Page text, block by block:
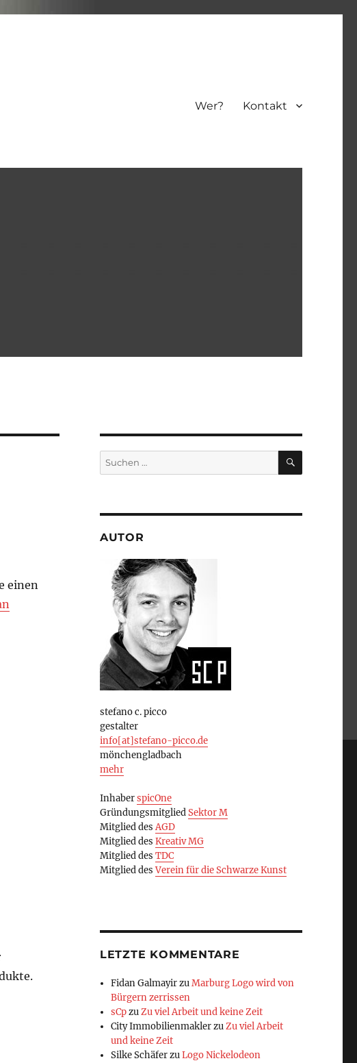
Wer? Kontakt
einen
Suchen
nach:
SUCHEN
AUTOR
stefano c. picco
gestalter
info[at]stefano-picco.de
mönchengladbach
mehr
InhaberspicOne
GründungsmitgliedSektor M
Mitglied desAGD
Mitglied des Kreativ MG
Mitglied des TDC
Mitglied desVerein für die Schwarze Kunst
LETZTE KOMMENTARE
Fidan GalmayirzuMarburg Logo wird von
Bürgern zerrissen
sCpzuZu viel Arbeit und keine Zeit
City ImmobilienmaklerzuZu viel Arbeit
und keine Zeit
Silke SchäferzuLogo Nickelodeon